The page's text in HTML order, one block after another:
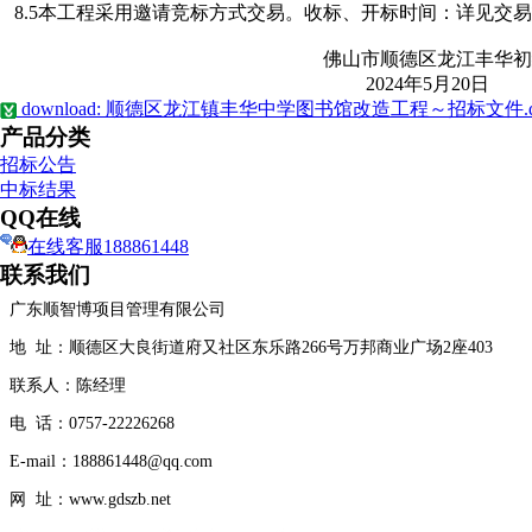
8.5本工程采用邀请竞标方式交易。收标、开标时间：详见交易
佛山市顺德区龙江丰华初级
2024年5月20日
download: 顺德区龙江镇丰华中学图书馆改造工程～招标文件
产品分类
招标公告
中标结果
QQ在线
在线客服188861448
联系我们
广东顺智博项目管理有限公司
地 址：顺德区大良街道府又社区东乐路266号万邦商业广场2座403
联系人：陈经理
电 话：0757-22226268
E-mail：188861448@qq.com
网 址：www.gdszb.net